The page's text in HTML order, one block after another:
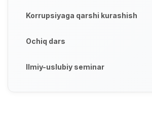
Korrupsiyaga qarshi kurashish
Ochiq dars
Ilmiy-uslubiy seminar